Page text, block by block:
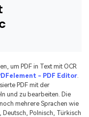
um PDF in Text mit OCR
- PDF Editor
PDF mit der
und zu bearbeiten. Die
mehrere Sprachen wie
Deutsch, Polnisch, Türkisch